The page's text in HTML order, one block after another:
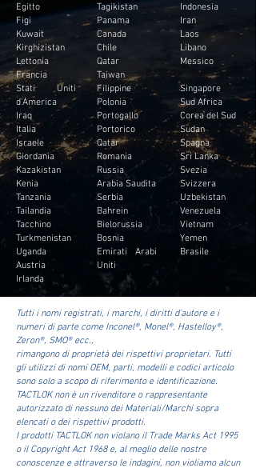
Egitto
Figi
Kuwait
Kirghizistan
Lettonia
Francia
Stati Uniti
d'America
Iraq
Italia
Israele
Giordania
Kazakistan
Kenia
Tanzania
Tailandia
Tacchino
Turkmenistan
Uganda
Austria
Irlanda
Tagikistan
Panama
Canada
Chile
Qatar
Taiwan
Filippine
Polonia
Portogallo
Portorico
Qatar
Romania
Russia
Arabia Saudita
Serbia
Bahrein
Bielorussia
Bosnia
Emirati Arabi
Uniti
Indonesia
Iran
Laos
Libano
Messico
Singapore
Sud Africa
Corea del Sud
Sudan
Spagna
Sri Lanka
Svezia
Svizzera
Uzbekistan
Venezuela
Vietnam
Yemen
Brasile
Tutti i nomi registrati, i marchi, i diritti d'autore e i
numeri di parte come Inconel®, Monel®, Hastelloy®,
Zeron®, SMO® ecc.,
rimangono di proprietà dei rispettivi proprietari. Tutti
gli utilizzi di nomi OEM, parti, modelli e codici articolo
sono solo a scopo di riferimento e identificazione.
TACTLOK non è un rivenditore o rappresentante
autorizzato di nessuno dei Materiali/Marchi sopra
elencati o dei rispettivi prodotti.
I prodotti TACTLOK non violano il Trade Marks Act 1995
o il Copyright Act 1968 e, al meglio delle nostre
conoscenze e attraverso le indagini, non violiamo alcun